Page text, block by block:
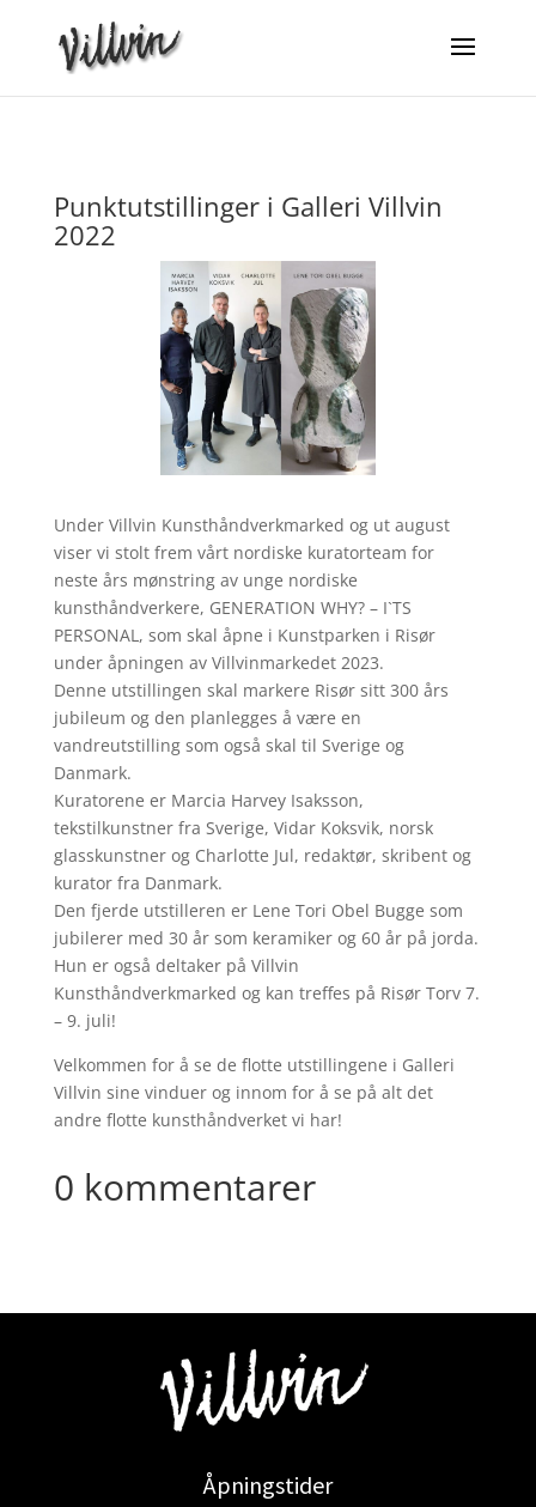
Punktutstillinger i Galleri Villvin
2022
Under Villvin Kunsthåndverkmarked og ut august
viser vi stolt frem vårt nordiske kuratorteam for
neste års mønstring av unge nordiske
kunsthåndverkere, GENERATION WHY? – I`TS
PERSONAL, som skal åpne i Kunstparken i Risør
under åpningen av Villvinmarkedet 2023.
Denne utstillingen skal markere Risør sitt 300 års
jubileum og den planlegges å være en
vandreutstilling som også skal til Sverige og
Danmark.
Kuratorene er Marcia Harvey Isaksson,
tekstilkunstner fra Sverige, Vidar Koksvik, norsk
glasskunstner og Charlotte Jul, redaktør, skribent og
kurator fra Danmark.
Den fjerde utstilleren er Lene Tori Obel Bugge som
jubilerer med 30 år som keramiker og 60 år på jorda.
Hun er også deltaker på Villvin
Kunsthåndverkmarked og kan treffes på Risør Torv 7.
– 9. juli!
Velkommen for å se de flotte utstillingene i Galleri
Villvin sine vinduer og innom for å se på alt det
andre flotte kunsthåndverket vi har!
0 kommentarer
Åpningstider